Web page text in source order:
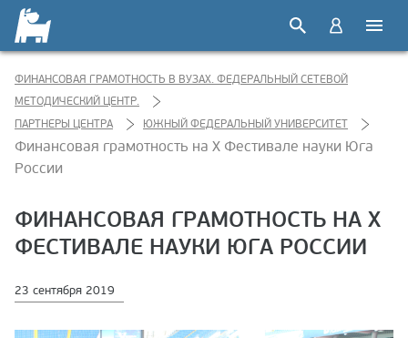
ФИНАНСОВАЯ ГРАМОТНОСТЬ В ВУЗАХ. ФЕДЕРАЛЬНЫЙ СЕТЕВОЙ
МЕТОДИЧЕСКИЙ ЦЕНТР.
ПАРТНЕРЫ ЦЕНТРА
ЮЖНЫЙ ФЕДЕРАЛЬНЫЙ УНИВЕРСИТЕТ
Финансовая грамотность на Х Фестивале науки Юга
России
ФИНАНСОВАЯ ГРАМОТНОСТЬ НА Х
ФЕСТИВАЛЕ НАУКИ ЮГА РОССИИ
23 сентября 2019